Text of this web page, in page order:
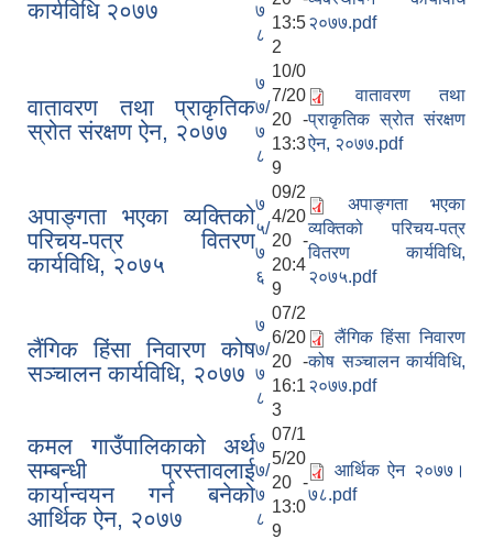
कार्यविधि २०७७
७
८
13:5
2
२०७७.pdf
वातावरण तथा प्राकृतिक
स्रोत संरक्षण ऐन, २०७७
७
७/
७
८
10/0
7/20
20 -
13:3
9
वातावरण तथा
प्राकृतिक स्रोत संरक्षण
ऐन, २०७७.pdf
अपाङ्गता भएका व्यक्तिको
परिचय-पत्र वितरण
कार्यविधि, २०७५
७
५/
७
६
09/2
4/20
20 -
20:4
9
अपाङ्गता भएका
व्यक्तिको परिचय-पत्र
वितरण कार्यविधि,
२०७५.pdf
लैंगिक हिंसा निवारण कोष
सञ्चालन कार्यविधि, २०७७
७
७/
७
८
07/2
6/20
20 -
16:1
3
लैंगिक हिंसा निवारण
कोष सञ्चालन कार्यविधि,
२०७७.pdf
कमल गाउँपालिकाको अर्थ
सम्बन्धी प्रस्तावलाई
कार्यान्वयन गर्न बनेको
आर्थिक ऐन, २०७७
७
७/
७
८
07/1
5/20
20 -
13:0
9
आर्थिक ऐन २०७७।
७८.pdf